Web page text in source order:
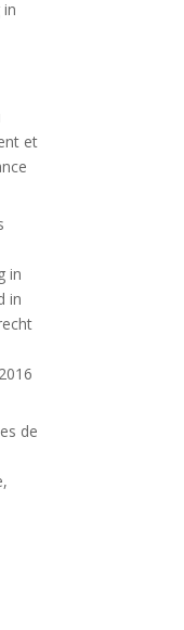
in
et
in
in
de